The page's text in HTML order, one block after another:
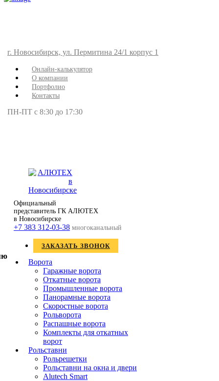
г. Новосибирск, ул. Пермитина 24/1 корпус 1
Онлайн-калькулятор
О компании
Портфолио
Контакты
ПН-ПТ с 8:30 до 17:30
Официальный
представитель ГК АЛЮТЕХ
в Новосибирске
+7 383 312-03-38 многоканальный
ЗАКАЗАТЬ ЗВОНОК
Ворота
Гаражные ворота
Откатные ворота
Промышленные ворота
Панорамные ворота
Скоростные ворота
Рольворота
Распашные ворота
Комплекты для откатных
ворот
Рольставни
Рольрешетки
Рольставни на окна и двери
Alutech Smart